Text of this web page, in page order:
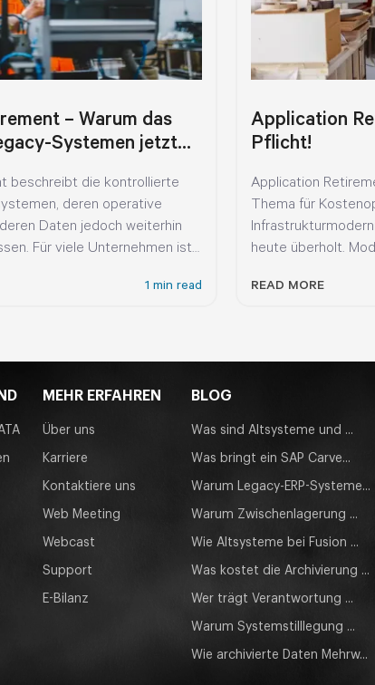
– Warum das
Systemen jetzt
beschreibt die kontrollierte
deren operative
Daten jedoch weiterhin
Für viele Unternehmen ist
1 min read
Application
Pflicht!
Application
Thema für
heute überholt.
READ MORE
MEHR ERFAHREN
Über uns
Karriere
Kontaktiere uns
Web Meeting
Webcast
Support
E-Bilanz
BLOG
Was sind Altsysteme und ...
Was bringt ein SAP Carve...
Warum Legacy-ERP-Systeme...
Warum Zwischenlagerung ...
Wie Altsysteme bei Fusion ...
Was kostet die Archivierung ...
Wer trägt Verantwortung ...
Warum Systemstilllegung ...
Wie archivierte Daten Mehrw...